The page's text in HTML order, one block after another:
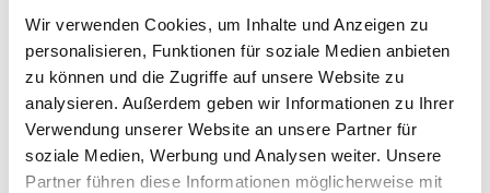
Wir verwenden Cookies, um Inhalte und Anzeigen zu
personalisieren, Funktionen für soziale Medien anbieten
zu können und die Zugriffe auf unsere Website zu
analysieren. Außerdem geben wir Informationen zu Ihrer
Verwendung unserer Website an unsere Partner für
soziale Medien, Werbung und Analysen weiter. Unsere
Partner führen diese Informationen möglicherweise mit
Jute-Wolle-Baumwolle-Teppich
- Dhaka Natural
UVP 99,95 69,95 *